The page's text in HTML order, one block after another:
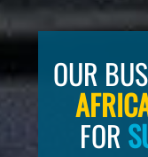
OUR
FOR